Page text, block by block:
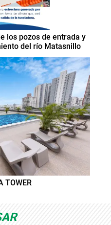
los pozos de entrada y
del río Matasnillo
TOWER